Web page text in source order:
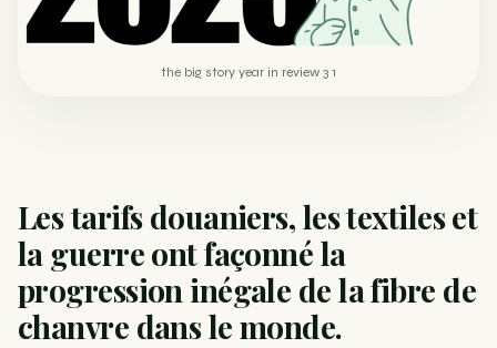
the big story year in review 3 1
Les tarifs douaniers, les textiles et
la guerre ont façonné la
progression inégale de la fibre de
chanvre dans le monde.